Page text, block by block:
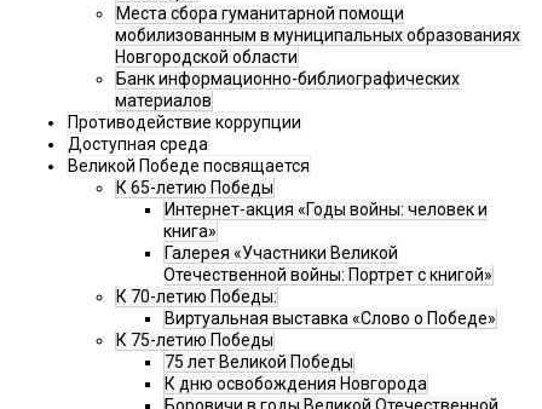
Места сбора гуманитарной помощи
мобилизованным в муниципальных образованиях
Новгородской области
Банк информационно-библиографических
материалов
Противодействие коррупции
Доступная среда
Великой Победе посвящается
К 65-летию Победы
Интернет-акция «Годы войны: человек и
книга»
Галерея «Участники Великой
Отечественной войны: Портрет с книгой»
К 70-летию Победы:
Виртуальная выставка «Слово о Победе»
К 75-летию Победы
75 лет Великой Победы
К дню освобождения Новгорода